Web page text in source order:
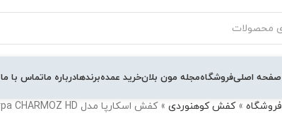
صفحه اصلیفروشگاهمجله مون بلانخرید عمدهبرندهادرباره ماتماس با ما
فروشگاه »کفش کوهنوردی »کفش اسکارپا مدل Scarpa CHARMOZ HD